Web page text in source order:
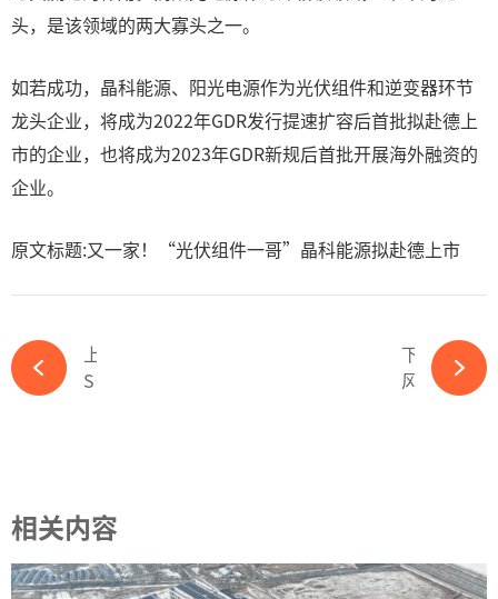
头，是该领域的两大寡头之一。
如若成功，晶科能源、阳光电源作为光伏组件和逆变器环节
龙头企业，将成为2022年GDR发行提速扩容后首批拟赴德上
市的企业，也将成为2023年GDR新规后首批开展海外融资的
企业。
原文标题:又一家！“光伏组件一哥”晶科能源拟赴德上市
ST旭电退市，光伏企业正在加速出清-ky体育APP官网下载
下一篇
风电巨头换帅80后，加速风光储一体化布局-ky体育APP官网下载
相关内容